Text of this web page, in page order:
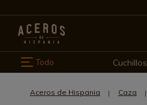
Todo Cuchillos
Aceros de Hispania Caza